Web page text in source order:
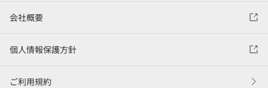
会社概要
個人情報保護方針
ご利用規約